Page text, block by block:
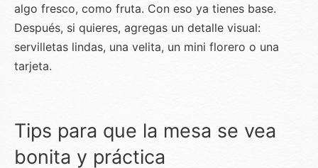
algo fresco, como fruta. Con eso ya tienes base.
Después, si quieres, agregas un detalle visual:
servilletas lindas, una velita, un mini florero o una
tarjeta.
Tips para que la mesa se vea
bonita y práctica